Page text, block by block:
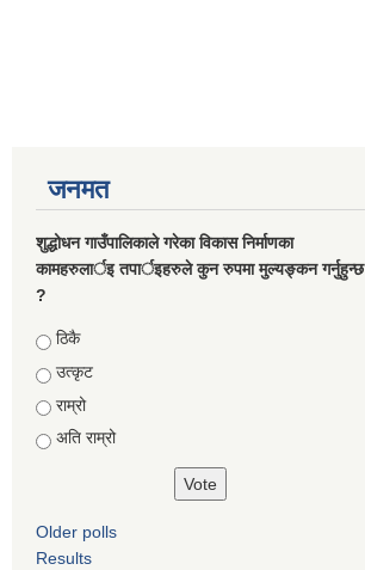
जनमत
शुद्धोधन गाउँपालिकाले गरेका विकास निर्माणका
कामहरुलार्इ तपार्इहरुले कुन रुपमा मुल्यङ्कन गर्नुहुन्छ
?
Choices
ठिकै
उत्कृट
राम्रो
अति राम्रो
Older polls
Results